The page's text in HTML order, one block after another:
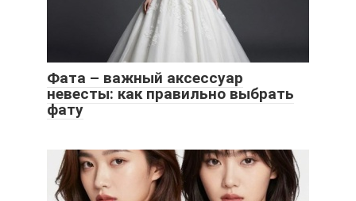
Фата – важный аксессуар
невесты: как правильно выбрать
фату